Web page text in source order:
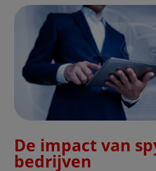
De impact van
bedrijven